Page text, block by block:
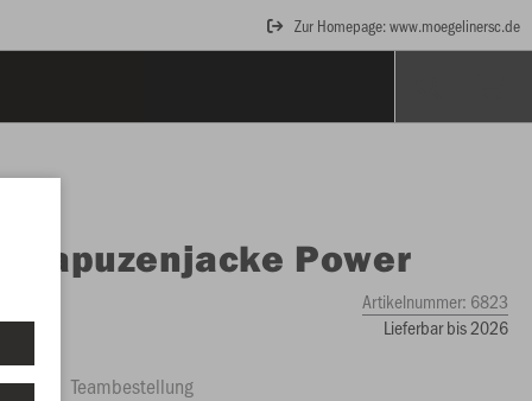
Zur Homepage: www.moegelinersc.de
Kapuzenjacke Power
Artikelnummer: 6823
Lieferbar bis 2026
Teambestellung